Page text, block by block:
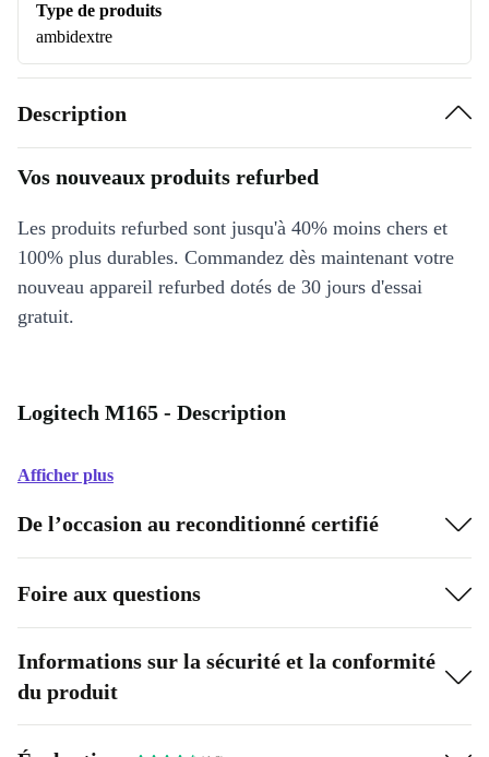
Type de produits
ambidextre
Description
Vos nouveaux produits refurbed
Les produits refurbed sont jusqu'à 40% moins chers et
100% plus durables. Commandez dès maintenant votre
nouveau appareil refurbed dotés de 30 jours d'essai
gratuit.
Logitech M165 - Description
Afficher plus
De l’occasion au reconditionné certifié
Foire aux questions
Informations sur la sécurité et la conformité
du produit